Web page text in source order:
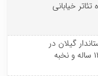
خیابانی
گیلان در
مراسم سومین روز درگذشت نوجوان ۱۲ ساله و نخبه